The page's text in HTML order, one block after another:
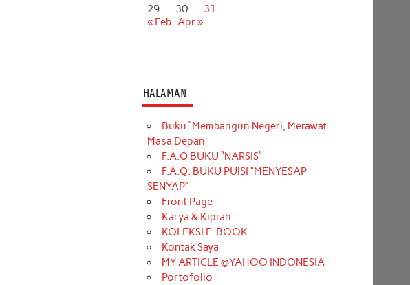
29
30
31
« Feb Apr »
HALAMAN
Buku “Membangun Negeri, Merawat
Masa Depan
F.A.Q BUKU “NARSIS”
F.A.Q. BUKU PUISI “MENYESAP
SENYAP”
Front Page
Karya & Kiprah
KOLEKSI E-BOOK
Kontak Saya
MY ARTICLE @YAHOO INDONESIA
Portofolio